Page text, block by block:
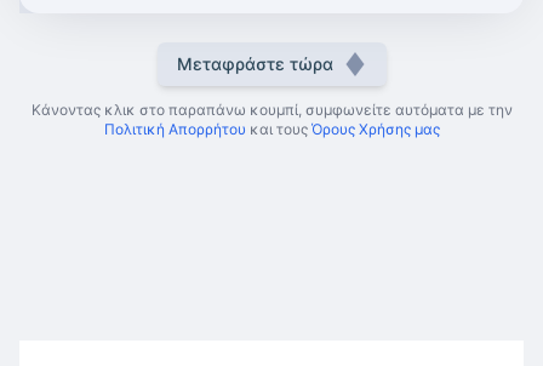
Μεταφράστε τώρα
Κάνοντας κλικ στο παραπάνω κουμπί, συμφωνείτε αυτόματα με την
Πολιτική Απορρήτου και τους Όρους Χρήσης μας